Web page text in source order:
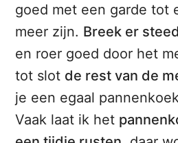
goed met een garde tot
meer zijn. Breek er
en roer goed door het
tot slot de rest van de
je een egaal
Vaak laat ik het